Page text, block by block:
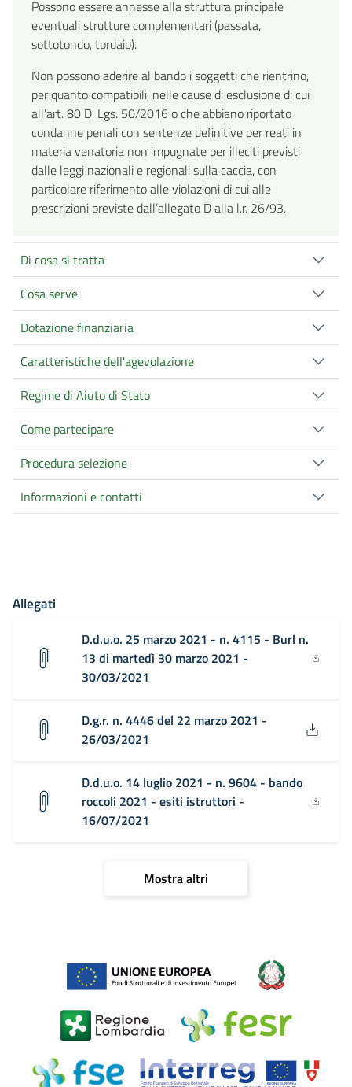
Possono essere annesse alla struttura principale
eventuali strutture complementari (passata,
sottotondo, tordaio).
Non possono aderire al bando i soggetti che rientrino,
per quanto compatibili, nelle cause di esclusione di cui
all’art. 80 D. Lgs. 50/2016 o che abbiano riportato
condanne penali con sentenze definitive per reati in
materia venatoria non impugnate per illeciti previsti
dalle leggi nazionali e regionali sulla caccia, con
particolare riferimento alle violazioni di cui alle
prescrizioni previste dall’allegato D alla l.r. 26/93.
Di cosa si tratta
Cosa serve
Dotazione finanziaria
Caratteristiche dell'agevolazione
Regime di Aiuto di Stato
Come partecipare
Procedura selezione
Informazioni e contatti
Allegati
D.d.u.o. 25 marzo 2021 - n. 4115 - Burl n.
13 di martedì 30 marzo 2021 -
30/03/2021
D.g.r. n. 4446 del 22 marzo 2021 -
26/03/2021
D.d.u.o. 14 luglio 2021 - n. 9604 - bando
roccoli 2021 - esiti istruttori -
16/07/2021
Mostra altri